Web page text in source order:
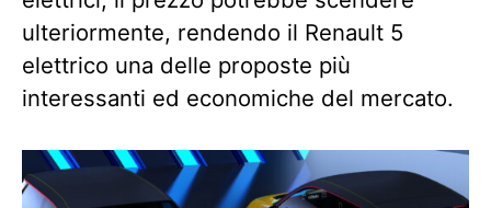
ulteriormente, rendendo il Renault 5
elettrico una delle proposte più
interessanti ed economiche del mercato.